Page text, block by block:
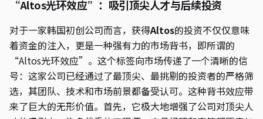
“Altos光环效应”：吸引顶尖人才与后续投资
对于一家韩国初创公司而言，获得Altos的投资不仅仅意味
着资金的注入，更是一种强有力的市场背书，即所谓的
“Altos光环效应”。这个标签向市场传递了一个清晰的信
号：这家公司已经通过了最顶尖、最挑剔的投资者的严格筛
选，其团队、技术和市场前景都备受认可。这种背书效应带
来了巨大的无形价值。首先，它极大地增强了公司对顶尖人